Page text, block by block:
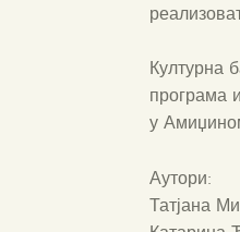
Културна
програма
у
Аутори:
Татјана